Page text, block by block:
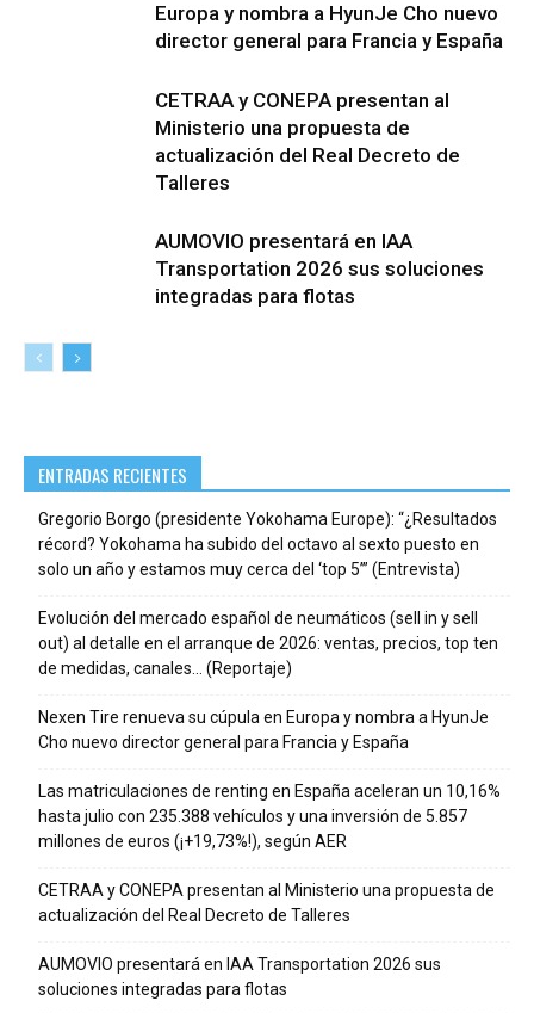
Europa y nombra a HyunJe Cho nuevo
director general para Francia y España
CETRAA y CONEPA presentan al
Ministerio una propuesta de
actualización del Real Decreto de
Talleres
AUMOVIO presentará en IAA
Transportation 2026 sus soluciones
integradas para flotas
ENTRADAS RECIENTES
Gregorio Borgo (presidente Yokohama Europe): “¿Resultados
récord? Yokohama ha subido del octavo al sexto puesto en
solo un año y estamos muy cerca del ‘top 5’” (Entrevista)
Evolución del mercado español de neumáticos (sell in y sell
out) al detalle en el arranque de 2026: ventas, precios, top ten
de medidas, canales… (Reportaje)
Nexen Tire renueva su cúpula en Europa y nombra a HyunJe
Cho nuevo director general para Francia y España
Las matriculaciones de renting en España aceleran un 10,16%
hasta julio con 235.388 vehículos y una inversión de 5.857
millones de euros (¡+19,73%!), según AER
CETRAA y CONEPA presentan al Ministerio una propuesta de
actualización del Real Decreto de Talleres
AUMOVIO presentará en IAA Transportation 2026 sus
soluciones integradas para flotas